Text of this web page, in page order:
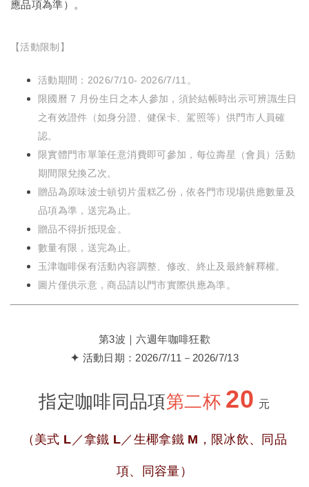
應品項為準）。
【活動限制】
活動期間：2026/7/10- 2026/7/11。
限國曆 7 月份生日之本人參加，須於結帳時出示可辨識生日
之有效證件（如身分證、健保卡、駕照等）供門市人員確
認。
限實體門市單筆任意消費即可參加，每位壽星（會員）活動
期間限兌換乙次。
贈品為原味波士頓切片蛋糕乙份，依各門市現場供應數量及
品項為準，送完為止。
贈品不得折抵現金。
數量有限，送完為止。
玉津咖啡保有活動內容調整、修改、終止及最終解釋權。
圖片僅供示意，商品請以門市實際供應為準。
第3波｜六週年咖啡狂歡
✦ 活動日期：2026/7/11－2026/7/13
指定咖啡同品項第二杯 20 元
（美式 L／拿鐵 L／生椰拿鐵 M，限冰飲、同品
項、同容量）